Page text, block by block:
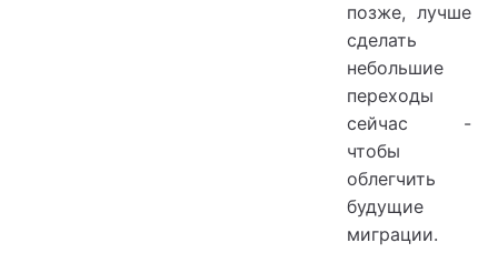
позже, лучше
сделать
небольшие
переходы
сейчас -
чтобы
облегчить
будущие
миграции.